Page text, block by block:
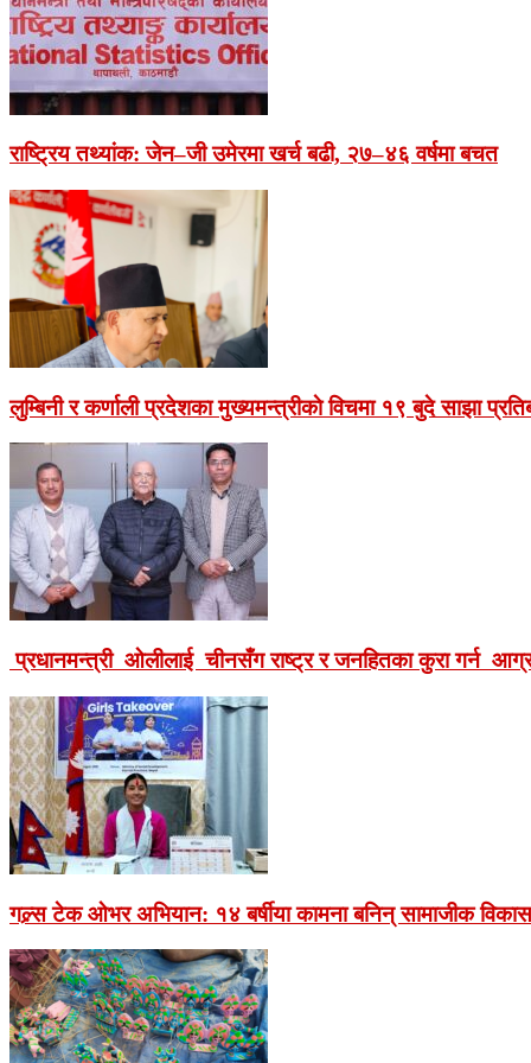
राष्ट्रिय तथ्यांक: जेन–जी उमेरमा खर्च बढी, २७–४६ वर्षमा बचत
लुम्बिनी र कर्णाली प्रदेशका मुख्यमन्त्रीकाे विचमा १९ बुदे साझा
प्रधानमन्त्री ओलीलाई चीनसँग राष्ट्र र जनहितका कुरा गर्न
गल्र्स टेक ओभर अभियान: १४ बर्षीया कामना बनिन् सामाजीक